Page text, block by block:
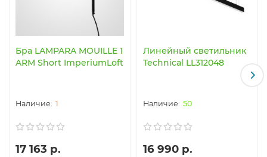
Бра LAMPARA MOUILLE 1
ARM Short ImperiumLoft
1
17 163 р.
Линейный светильник
Technical LL312048
50
16 990 р.